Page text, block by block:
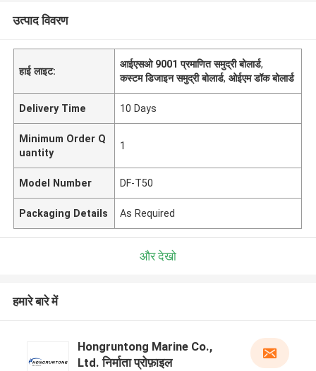
उत्पाद विवरण
हाई लाइट:
आईएसओ 9001 प्रमाणित समुद्री बोलार्ड,
कस्टम डिजाइन समुद्री बोलार्ड,ओईएम डॉक बोलार्ड
Delivery Time 10 Days
Minimum Order Q
uantity
1
Model Number DF-T50
Packaging Details As Required
और देखो
हमारे बारे में
Hongruntong Marine Co.,
Ltd. निर्माता प्रोफ़ाइल